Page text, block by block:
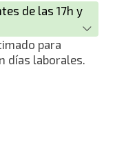
de las 17h y
para
días laborales.